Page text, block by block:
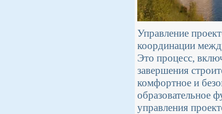
Управление
координации
Это процесс,
завершения
комфортное и
образовательное
управления